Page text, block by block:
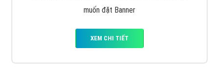
muốn đặt Banner
XEM CHI TIẾT